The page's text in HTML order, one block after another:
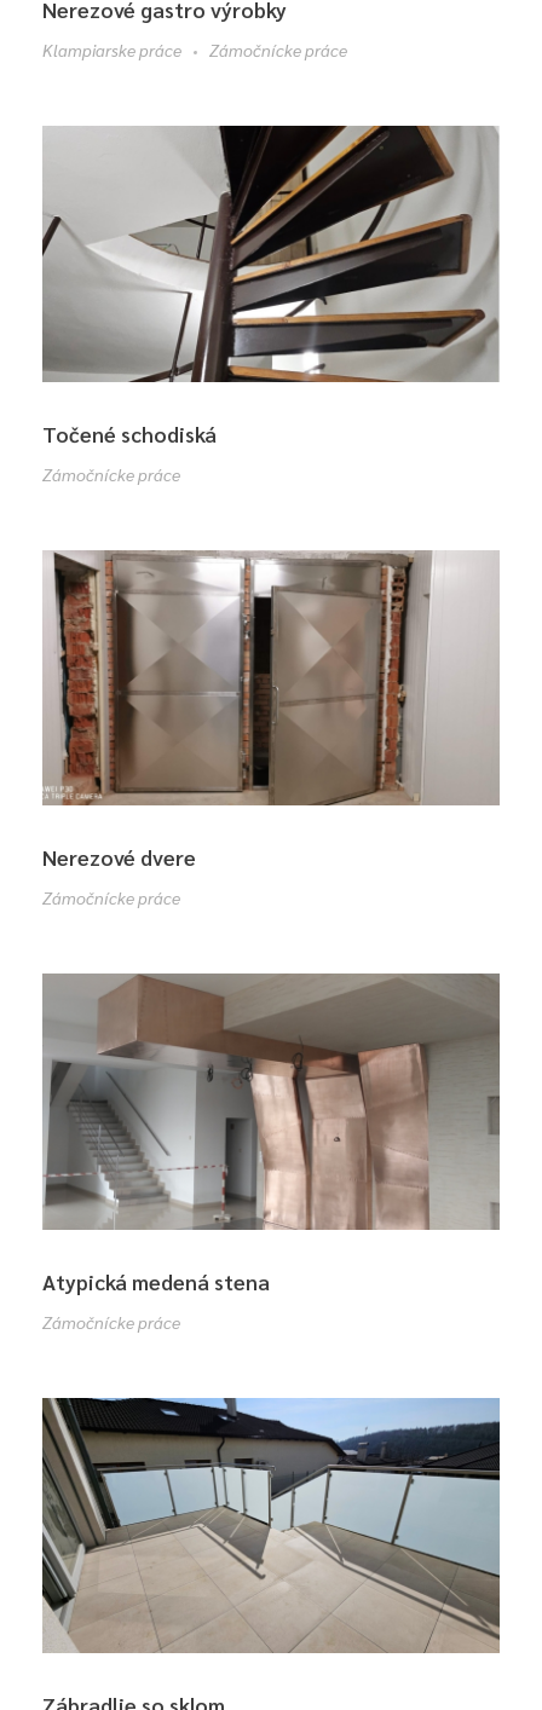
Nerezové gastro výrobky
Klampiarske práce Zámočnícke práce
Točené schodiská
Zámočnícke práce
Nerezové dvere
Zámočnícke práce
Atypická medená stena
Zámočnícke práce